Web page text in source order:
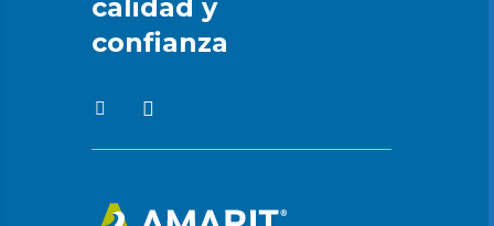
calidad y
confianza